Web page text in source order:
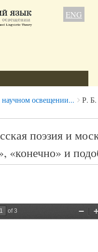
ENG
освещении... Р. Б.
поэзия и
«конечно» и